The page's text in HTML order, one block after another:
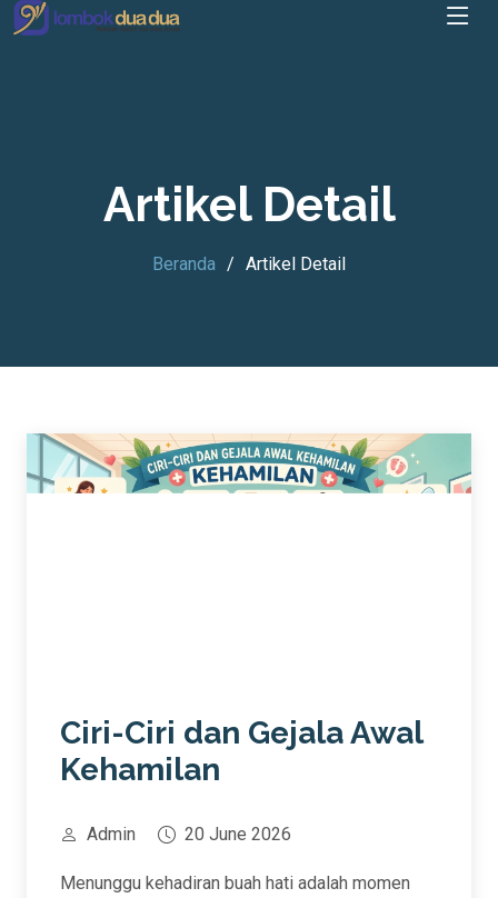
Artikel Detail
Beranda Artikel Detail
Ciri-Ciri dan Gejala Awal
Kehamilan
Admin 20 June 2026
Menunggu kehadiran buah hati adalah momen